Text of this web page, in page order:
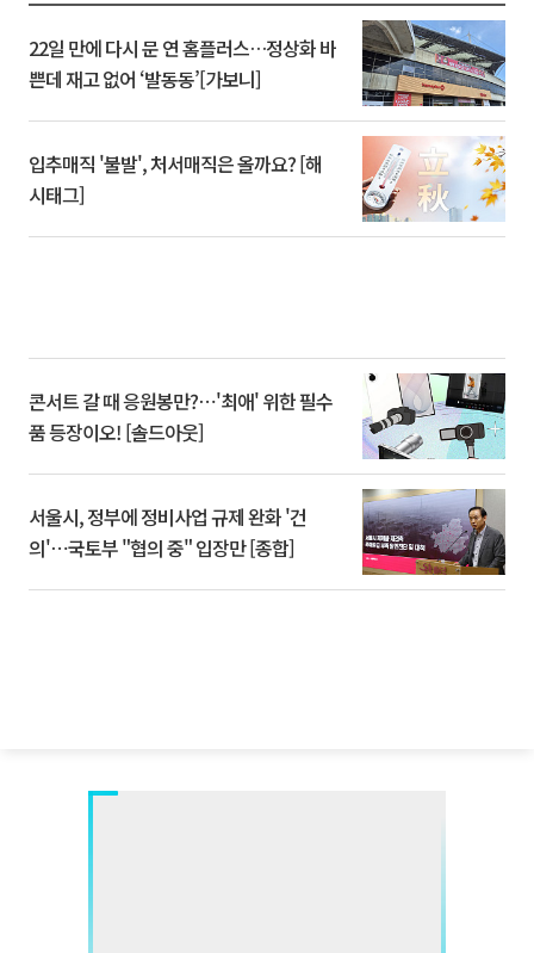
22일 만에 다시 문 연 홈플러스…정상화 바
쁜데 재고 없어 ‘발동동’[가보니]
입추매직 '불발', 처서매직은 올까요? [해
시태그]
콘서트 갈 때 응원봉만?⋯'최애' 위한 필수
품 등장이오! [솔드아웃]
서울시, 정부에 정비사업 규제 완화 '건
의'⋯국토부 "협의 중" 입장만 [종합]